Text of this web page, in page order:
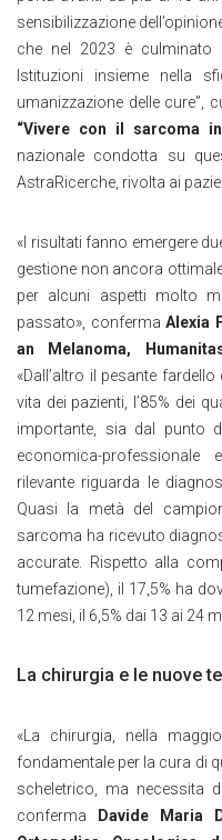
sensibilizzazione
che nel 2023 è culminato
Istituzioni insieme nella
umanizzazione delle cure”,
“Vivere con il sarcoma
nazionale condotta su
AstraRicerche, rivolta ai
«I risultati fanno emergere
gestione non ancora
per alcuni aspetti molto
passato», conferma Alexia
an Melanoma,
«Dall’altro il pesante
vita dei pazienti, l’85% dei
importante, sia dal punto
economica-
rilevante riguarda le
Quasi la metà del
sarcoma ha ricevuto
accurate. Rispetto alla
tumefazione), il 17,5% ha
12 mesi, il 6,5% dai 13 ai 24
La chirurgia e le nuove
«La chirurgia, nella
fondamentale per la cura di
scheletrico, ma necessita
conferma
Davide Maria